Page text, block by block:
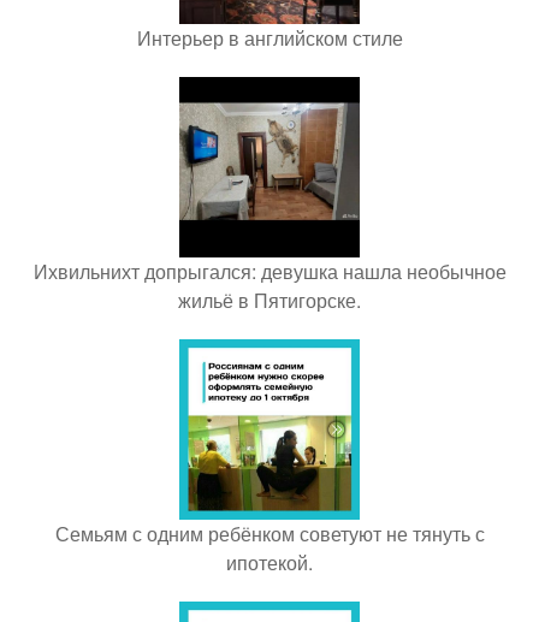
Интерьер в английском стиле
Ихвильнихт допрыгался: девушка нашла необычное
жильё в Пятигорске.
Семьям с одним ребёнком советуют не тянуть с
ипотекой.